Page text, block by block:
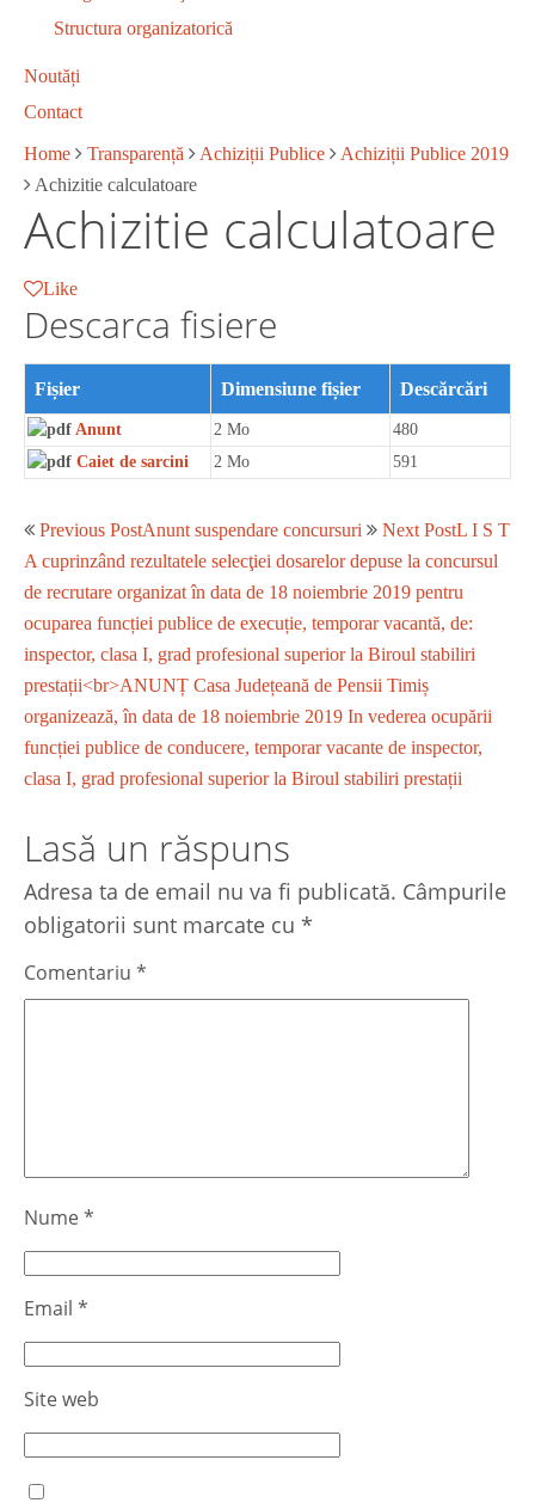
Structura organizatorică
Noutăți
Contact
Home Transparență Achiziții Publice
Achiziții Publice 2019
Achizitie calculatoare
Achizitie calculatoare
Like
Descarca fisiere
Fișier Dimensiune fișier Descărcări
Anunt 2 Mo
480
Caiet de sarcini
2 Mo 591
Previous PostAnunt suspendare concursuri Next PostL I S T
A cuprinzând rezultatele selecţiei dosarelor depuse la concursul
de recrutare organizat în data de 18 noiembrie 2019 pentru
ocuparea funcției publice de execuție, temporar vacantă, de:
inspector, clasa I, grad profesional superior la Biroul stabiliri
prestații<br>ANUNȚ Casa Județeană de Pensii Timiș
organizează, în data de 18 noiembrie 2019 In vederea ocupării
funcției publice de conducere, temporar vacante de inspector,
clasa I, grad profesional superior la Biroul stabiliri prestații
Lasă un răspuns
Adresa ta de email nu va fi publicată. Câmpurile
obligatorii sunt marcate cu *
Comentariu *
Nume*
Email *
Site web